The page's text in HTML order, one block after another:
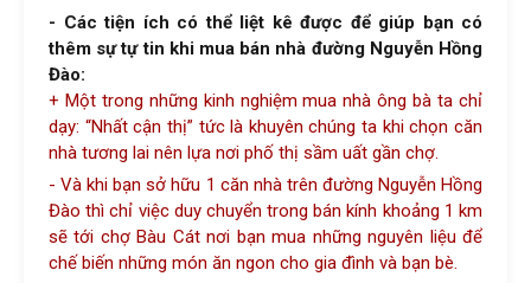
- Các tiện ích có thể liệt kê được để giúp bạn có
thêm sự tự tin khi mua bán nhà đường Nguyễn Hồng
Đào:
+ Một trong những kinh nghiệm mua nhà ông bà ta chỉ
dạy: “Nhất cận thị” tức là khuyên chúng ta khi chọn căn
nhà tương lai nên lựa nơi phố thị sầm uất gần chợ.
- Và khi bạn sở hữu 1 căn nhà trên đường Nguyễn Hồng
Đào thì chỉ việc duy chuyển trong bán kính khoảng 1 km
sẽ tới chợ Bàu Cátnơi bạn mua những nguyên liệu để
chế biến những món ăn ngon cho gia đình và bạn bè.